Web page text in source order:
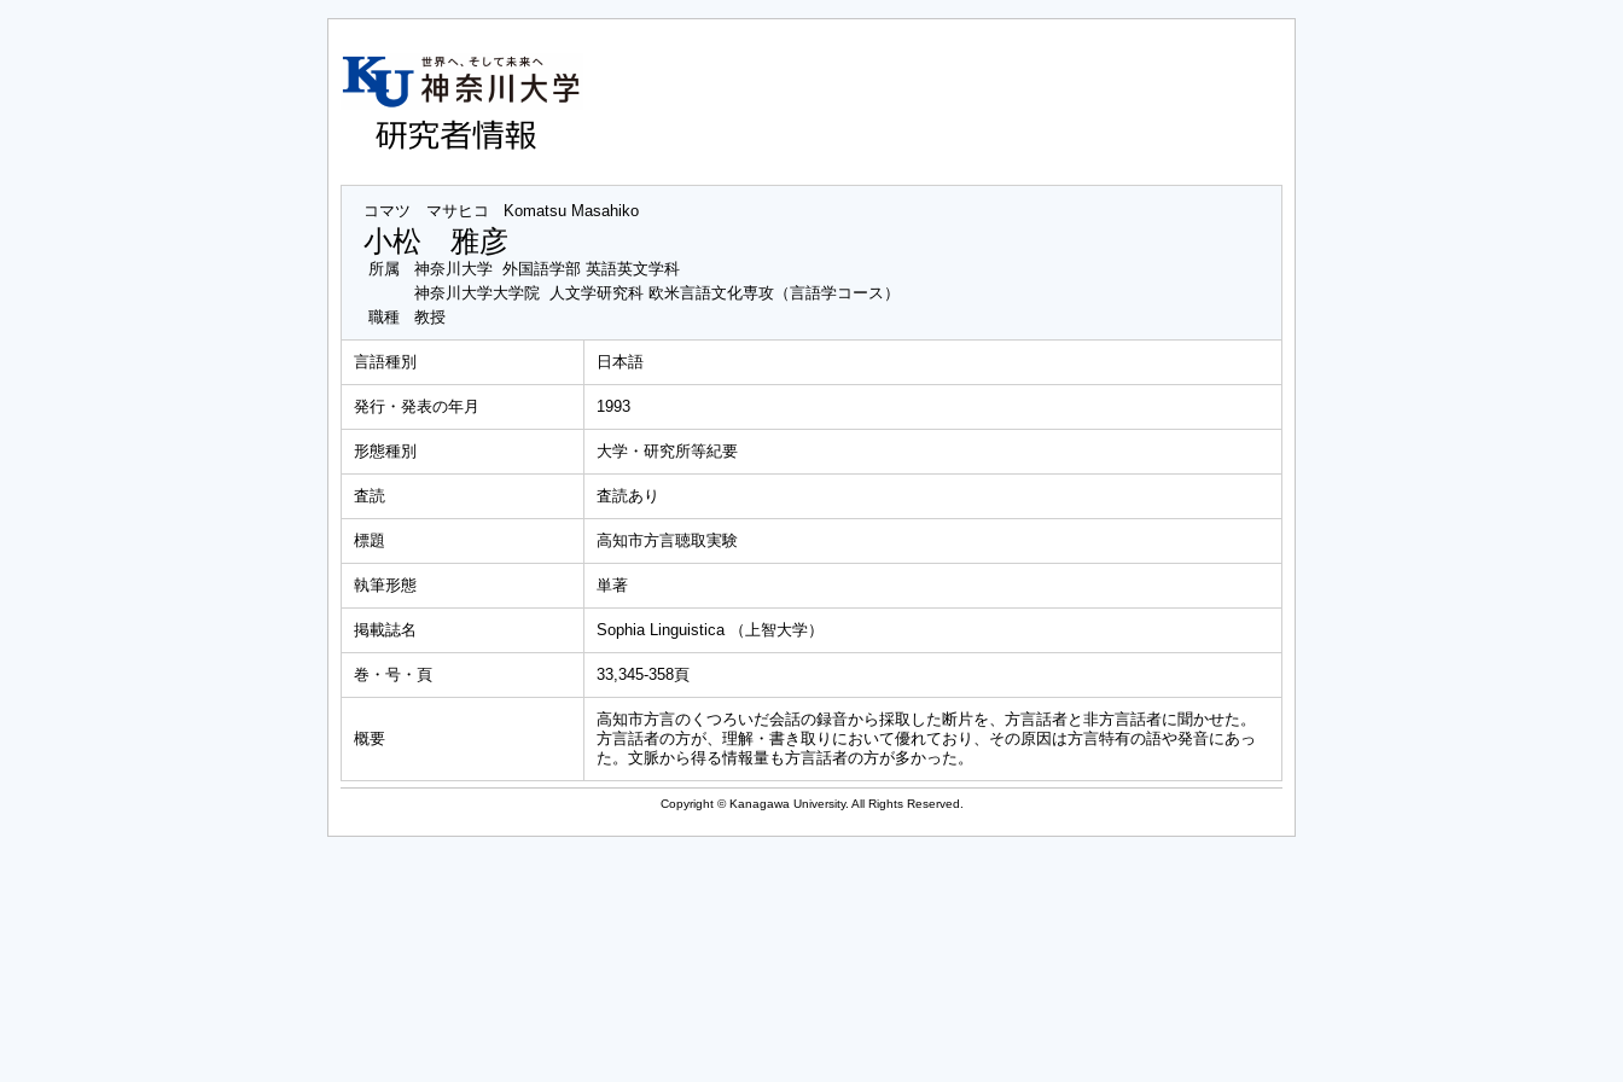
コマツ マサヒコ Komatsu Masahiko
小松 雅彦
所属
神奈川大学 外国語学部 英語英文学科
神奈川大学大学院 人文学研究科 欧米言語文化専攻（言語学コース）
職種
教授
言語種別 日本語
発行・発表の年月 1993
形態種別 大学・研究所等紀要
査読 査読あり
標題 高知市方言聴取実験
執筆形態 単著
掲載誌名 Sophia Linguistica （上智大学）
巻・号・頁 33,345-358頁
概要
高知市方言のくつろいだ会話の録音から採取した断片を、方言話者と非方言話者に聞かせた。
方言話者の方が、理解・書き取りにおいて優れており、その原因は方言特有の語や発音にあっ
た。文脈から得る情報量も方言話者の方が多かった。
Copyright © Kanagawa University. All Rights Reserved.